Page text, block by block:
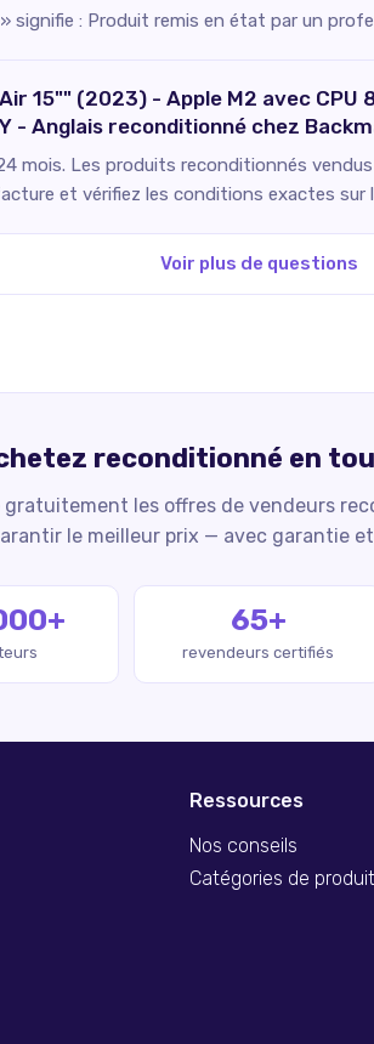
signifie : Produit remis en état par un
15"" (2023) - Apple M2 avec CPU
- Anglais reconditionné chez
mois. Les produits reconditionnés
et vérifiez les conditions exactes sur
Voir plus de questions
reconditionné en
gratuitement les offres de vendeurs
le meilleur prix — avec garantie
65+
revendeurs certifiés
Ressources
Nos conseils
Catégories de